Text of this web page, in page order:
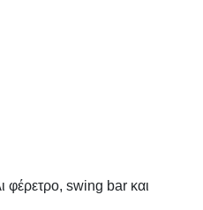
φέρετρο, swing bar και